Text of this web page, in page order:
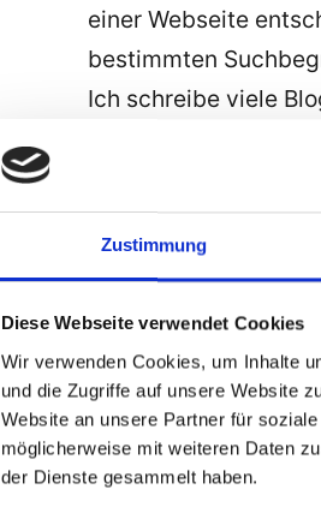
Zustimmung
Diese Webseite verwendet Cookies
Wir verwenden Cookies, um Inhalte
und die Zugriffe auf unsere Website
Website an unsere Partner für
möglicherweise mit weiteren Daten
der Dienste gesammelt haben.
einer Webseite
bestimmten
Ich schreibe viele
So bald in der
dass irgendwie mit
schreibe ich über
umfangreich über
ganzDeutschland
Thema
Das müssen Sie mit